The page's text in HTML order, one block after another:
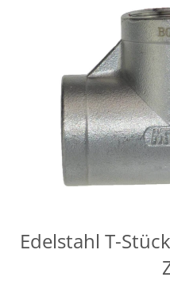
Edelstahl T-